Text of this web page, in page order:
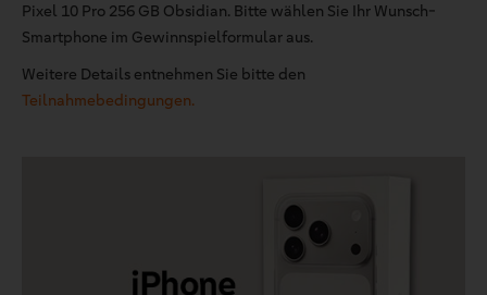
Pixel 10 Pro 256 GB Obsidian. Bitte wählen Sie Ihr Wunsch-
Smartphone im Gewinnspielformular aus.
Weitere Details entnehmen Sie bitte den
Teilnahmebedingungen.